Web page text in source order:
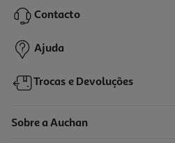
9,09 €
Contacto
Ajuda
Trocas e Devoluções
Sobre a Auchan